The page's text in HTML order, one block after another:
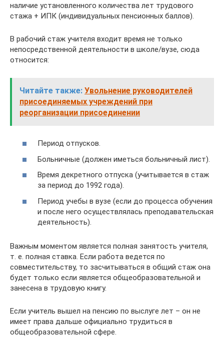
наличие установленного количества лет трудового
стажа + ИПК (индивидуальных пенсионных баллов).
В рабочий стаж учителя входит время не только
непосредственной деятельности в школе/вузе, сюда
относится:
Читайте также: Увольнение руководителей
присоединяемых учреждений при
реорганизации присоединении
Период отпусков.
Больничные (должен иметься больничный лист).
Время декретного отпуска (учитывается в стаж
за период до 1992 года).
Период учебы в вузе (если до процесса обучения
и после него осуществлялась преподавательская
деятельность).
Важным моментом является полная занятость учителя,
т. е. полная ставка. Если работа ведется по
совместительству, то засчитываться в общий стаж она
будет только если является общеобразовательной и
занесена в трудовую книгу.
Если учитель вышел на пенсию по выслуге лет – он не
имеет права дальше официально трудиться в
общеобразовательной сфере.